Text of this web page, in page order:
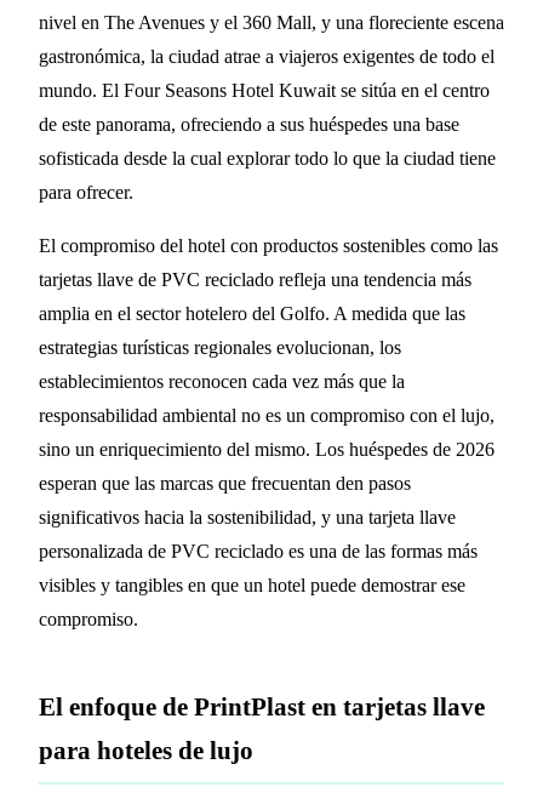
nivel en The Avenues y el 360 Mall, y una floreciente escena
gastronómica, la ciudad atrae a viajeros exigentes de todo el
mundo. El Four Seasons Hotel Kuwait se sitúa en el centro
de este panorama, ofreciendo a sus huéspedes una base
sofisticada desde la cual explorar todo lo que la ciudad tiene
para ofrecer.
El compromiso del hotel con productos sostenibles como las
tarjetas llave de PVC reciclado refleja una tendencia más
amplia en el sector hotelero del Golfo. A medida que las
estrategias turísticas regionales evolucionan, los
establecimientos reconocen cada vez más que la
responsabilidad ambiental no es un compromiso con el lujo,
sino un enriquecimiento del mismo. Los huéspedes de 2026
esperan que las marcas que frecuentan den pasos
significativos hacia la sostenibilidad, y una tarjeta llave
personalizada de PVC reciclado es una de las formas más
visibles y tangibles en que un hotel puede demostrar ese
compromiso.
El enfoque de PrintPlast en tarjetas llave
para hoteles de lujo